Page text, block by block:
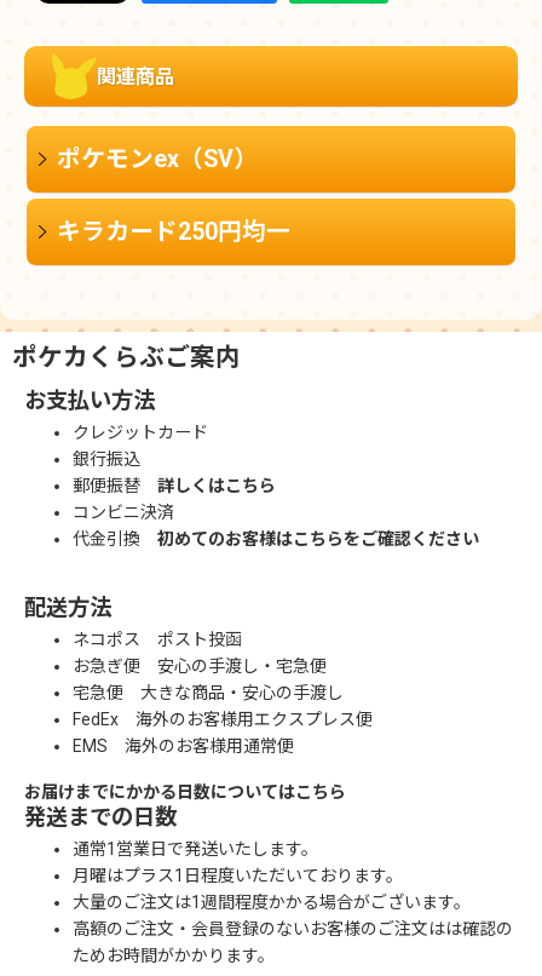
関連商品
ポケモンex（SV）
キラカード250円均一
ポケカくらぶご案内
お支払い方法
クレジットカード
銀行振込
郵便振替 詳しくはこちら
コンビニ決済
代金引換 初めてのお客様はこちらをご確認ください
配送方法
ネコポス ポスト投函
お急ぎ便 安心の手渡し・宅急便
宅急便 大きな商品・安心の手渡し
FedEx 海外のお客様用エクスプレス便
EMS 海外のお客様用通常便
お届けまでにかかる日数についてはこちら
発送までの日数
通常1営業日で発送いたします。
月曜はプラス1日程度いただいております。
大量のご注文は1週間程度かかる場合がございます。
高額のご注文・会員登録のないお客様のご注文はは確認の
ためお時間がかかります。